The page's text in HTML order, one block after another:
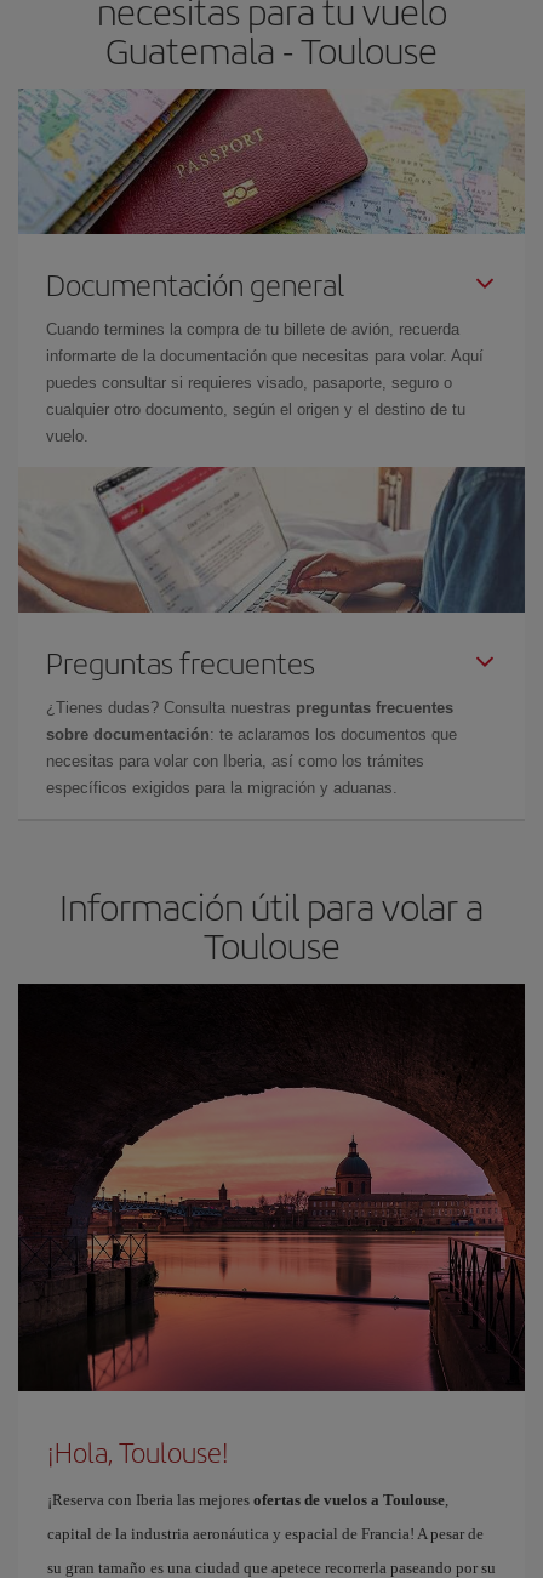
necesitas para tu vuelo
Guatemala - Toulouse
Documentación general
Cuando termines la compra de tu billete de avión, recuerda
informarte de la documentación que necesitas para volar. Aquí
puedes consultar si requieres visado, pasaporte, seguro o
cualquier otro documento, según el origen y el destino de tu
vuelo.
Preguntas frecuentes
¿Tienes dudas? Consulta nuestras preguntas frecuentes
sobre documentación: te aclaramos los documentos que
necesitas para volar con Iberia, así como los trámites
específicos exigidos para la migración y aduanas.
Información útil para volar a
Toulouse
¡Hola, Toulouse!
¡Reserva con Iberia las mejores ofertas de vuelos a Toulouse,
capital de la industria aeronáutica y espacial de Francia! A pesar de
su gran tamaño es una ciudad que apetece recorrerla paseando por su